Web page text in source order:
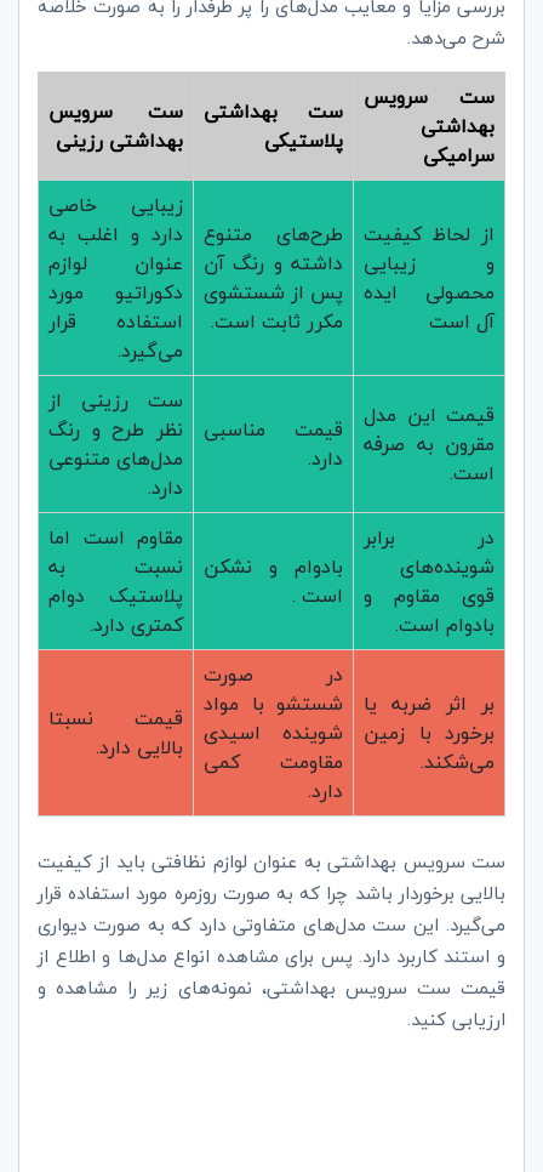
شرح می‌دهد.
ست سرویس
بهداشتی
سرامیکی
ست بهداشتی
پلاستیکی
ست سرویس
بهداشتی رزینی
از لحاظ کیفیت
و زیبایی
محصولی ایده
آل است
طرح‌های متنوع
داشته و رنگ آن
پس از شستشوی
مکرر ثابت است.
زیبایی خاصی
دارد و اغلب به
عنوان لوازم
دکوراتیو مورد
استفاده قرار
می‌گیرد.
قیمت این مدل
مقرون به صرفه
است.
قیمت مناسبی
دارد.
ست رزینی از
نظر طرح و رنگ
مدل‌های متنوعی
دارد.
در برابر
شوینده‌های
قوی مقاوم و
بادوام است.
بادوام و نشکن
است .
مقاوم است اما
نسبت به
پلاستیک دوام
کمتری دارد.
بر اثر ضربه یا
برخورد با زمین
می‌شکند.
در صورت
شستشو با مواد
شوینده اسیدی
مقاومت کمی
دارد.
قیمت نسبتا
بالایی دارد.
ست سرویس بهداشتی به عنوان لوازم نظافتی باید از کیفیت
بالایی برخوردار باشد چرا که به صورت روزمره مورد استفاده قرار
می‌گیرد. این ست مدل‌های متفاوتی دارد که به صورت دیواری
و استند کاربرد دارد. پس برای مشاهده انواع مدل‌‌ها و اطلاع از
قیمت ست سرویس بهداشتی، نمونه‌های زیر را مشاهده و
ارزیابی کنید.